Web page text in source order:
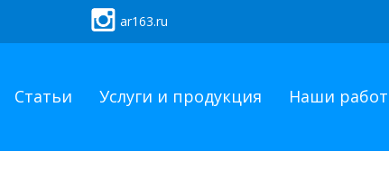
ar163.ru
Статьи Услуги и продукция Наши